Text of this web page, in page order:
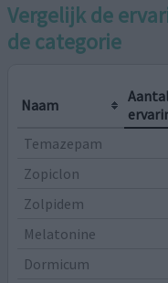
Vergelijk de
de categorie
Naam
Aantal
Temazepam
Zopiclon
Zolpidem
Melatonine
Dormicum